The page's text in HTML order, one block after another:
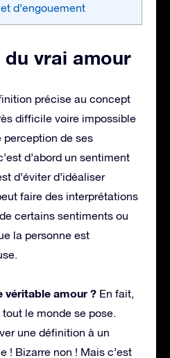
d’engouement
vrai amour
précise au concept
difficile voire impossible
perception de ses
d’abord un sentiment
d’éviter d’idéaliser
faire des interprétations
certains sentiments ou
la personne est
véritable amour ? En fait,
le monde se pose.
une définition à un
! Bizarre non ! Mais c’est